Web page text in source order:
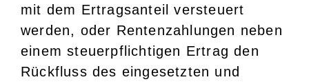
mit dem Ertragsanteil versteuert
werden, oder Rentenzahlungen neben
einem steuerpflichtigen Ertrag den
Rückfluss des eingesetzten und